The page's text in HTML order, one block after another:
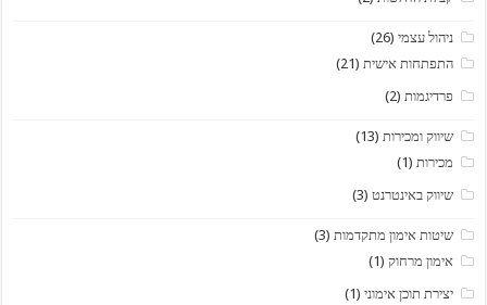
ניהול עצמי(26)
התפתחות אישית (21)
פרדיגמות (2)
שיווק ומכירות (13)
מכירות (1)
שיווק באינטרנט(3)
שיטות אימון מתקדמות (3)
אימון מרחוק(1)
יצירת תוכן אימוני(1)